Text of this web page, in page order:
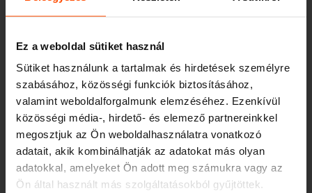
Ez a weboldal sütiket használ
Sütiket használunk a tartalmak és hirdetések személyre
szabásához, közösségi funkciók biztosításához,
valamint weboldalforgalmunk elemzéséhez. Ezenkívül
közösségi média-, hirdető- és elemező partnereinkkel
megosztjuk az Ön weboldalhasználatra vonatkozó
adatait, akik kombinálhatják az adatokat más olyan
adatokkal, amelyeket Ön adott meg számukra vagy az
Ön által használt más szolgáltatásokból gyűjtöttek.
Seattle – Popup park